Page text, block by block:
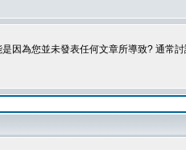
因為您並未發表任何文章所導致? 通常